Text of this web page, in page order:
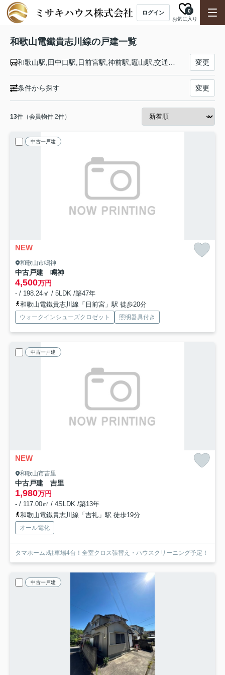
ログイン
お気に入り
0
和歌山電鐵貴志川線の戸建一覧
変更
条件から探す 変更
13件（会員物件 2件）
中古一戸建
NEW
和歌山市鳴神
中古戸建 鳴神
4,500万円
- / 198.24㎡ / 5LDK /築47年
和歌山電鐵貴志川線「日前宮」駅 徒歩20分
ウォークインシューズクロゼット 照明器具付き
中古一戸建
NEW
和歌山市吉里
中古戸建 吉里
1,980万円
- / 117.00㎡ / 4SLDK /築13年
和歌山電鐵貴志川線「吉礼」駅 徒歩19分
オール電化
タマホーム♪駐車場4台！全室クロス張替え・ハウスクリーニング予定！
中古一戸建